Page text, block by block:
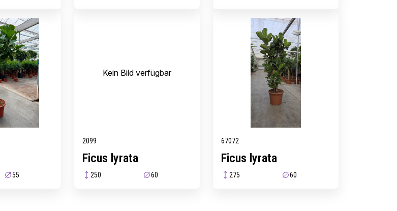
55
Kein Bild verfügbar
2099
Ficus lyrata
250 60
67072
Ficus lyrata
275 60